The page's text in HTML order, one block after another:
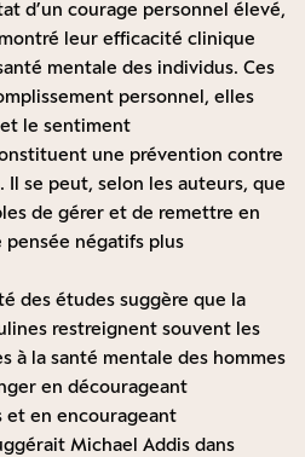
d’un courage personnel élevé,
leur efficacité clinique
mentale des individus. Ces
personnel, elles
le sentiment
une prévention contre
Il se peut, selon les auteurs, que
de gérer et de remettre en
pensée négatifs plus
des études suggère que la
restreignent souvent les
à la santé mentale des hommes
en décourageant
et en encourageant
Michael Addis dans